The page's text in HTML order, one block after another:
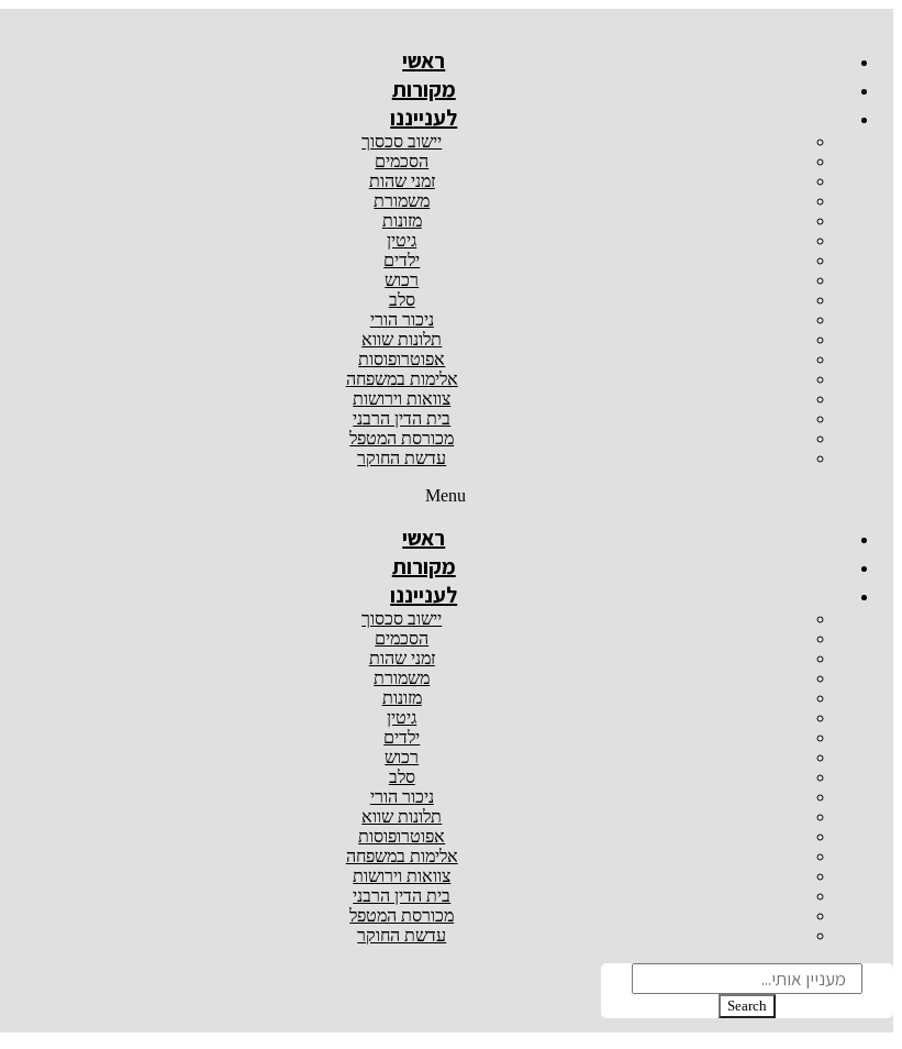
ראשי
מקורות
לענייננו
יישוב סכסוך
הסכמים
זמני שהות
משמורת
מזונות
גיטין
ילדים
רכוש
סלב
ניכור הורי
תלונות שווא
אפוטרופוסות
אלימות במשפחה
צוואות וירושות
בית הדין הרבני
מכורסת המטפל
עדשת החוקר
Menu
ראשי
מקורות
לענייננו
יישוב סכסוך
הסכמים
זמני שהות
משמורת
מזונות
גיטין
ילדים
רכוש
סלב
ניכור הורי
תלונות שווא
אפוטרופוסות
אלימות במשפחה
צוואות וירושות
בית הדין הרבני
מכורסת המטפל
עדשת החוקר
Search